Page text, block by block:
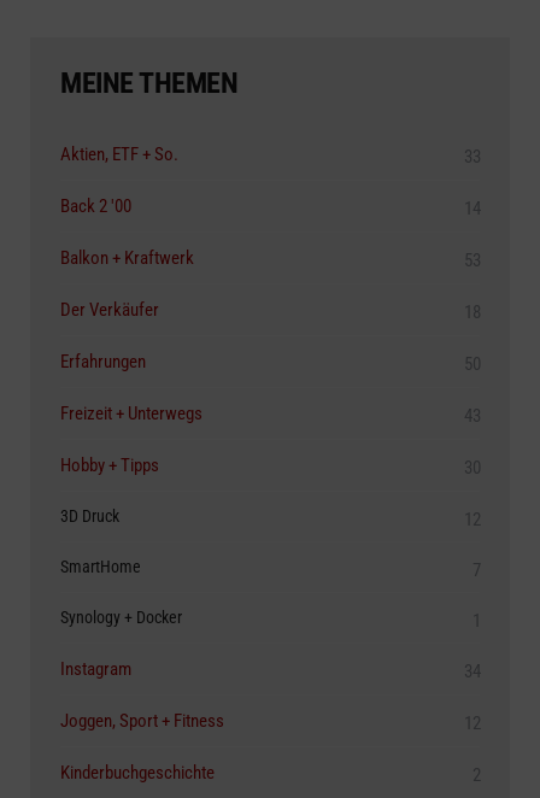
MEINE THEMEN
Aktien, ETF + So. 33
Back 2 '00 14
Balkon + Kraftwerk 53
Der Verkäufer 18
Erfahrungen 50
Freizeit + Unterwegs 43
Hobby + Tipps 30
3D Druck 12
SmartHome 7
Synology + Docker 1
Instagram 34
Joggen, Sport + Fitness 12
Kinderbuchgeschichte 2